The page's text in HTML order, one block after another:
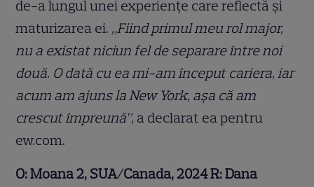
de-a lungul unei experiențe care reflectă și
maturizarea ei. „Fiind primul meu rol major,
nu a existat niciun fel de separare între noi
două. O dată cu ea mi-am început cariera, iar
acum am ajuns la New York, așa că am
crescut împreună”, a declarat ea pentru
ew.com.
O: Moana 2, SUA/Canada, 2024 R: Dana